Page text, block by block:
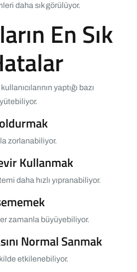
daha sık görülüyor.
En Sık
yaptığı bazı
zorlanabiliyor.
Kullanmak
daha hızlı yıpranabiliyor.
zamanla büyüyebiliyor.
Normal Sanmak
etkilenebiliyor.